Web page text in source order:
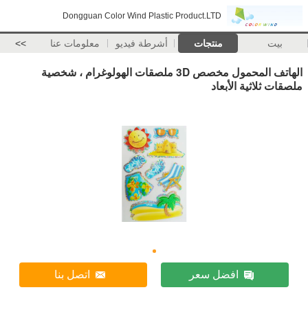
Dongguan Color Wind Plastic Product.LTD
بيت منتجات أشرطة فيديو معلومات عنا >>
الهاتف المحمول مخصص 3D ملصقات الهولوغرام ، شخصية
ملصقات ثلاثية الأبعاد
افضل سعر اتصل بنا